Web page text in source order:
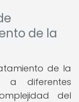
de la
de la
a diferentes
del